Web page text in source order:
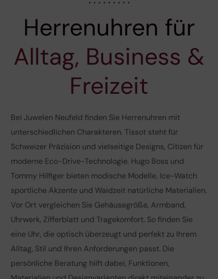
Herrenuhren für
Alltag, Business &
Freizeit
Bei Juwelen Neufeld finden Sie Herrenuhren mit
unterschiedlichen Charakteren. Tissot steht für
Schweizer Präzision und vielseitige Designs, Citizen für
moderne Eco-Drive-Technologie. Hugo Boss und
Tommy Hilfiger bieten modische Modelle, Ice-Watch
sportliche Akzente und Waidzeit natürliche Materialien.
Vor Ort vergleichen Sie Gehäusegröße, Armband,
Uhrwerk, Zifferblatt und Tragekomfort. So finden Sie
eine Uhr, die optisch überzeugt und perfekt zu Ihrem
Alltag, Stil und Ihren Anforderungen passt. Die
persönliche Beratung hilft dabei, Funktionen,